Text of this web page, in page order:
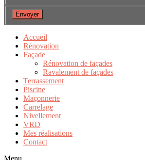
Envoyer
Accueil
Rénovation
Façade
Rénovation de façades
Ravalement de façades
Terrassement
Piscine
Maçonnerie
Carrelage
Nivellement
VRD
Mes réalisations
Contact
Menu